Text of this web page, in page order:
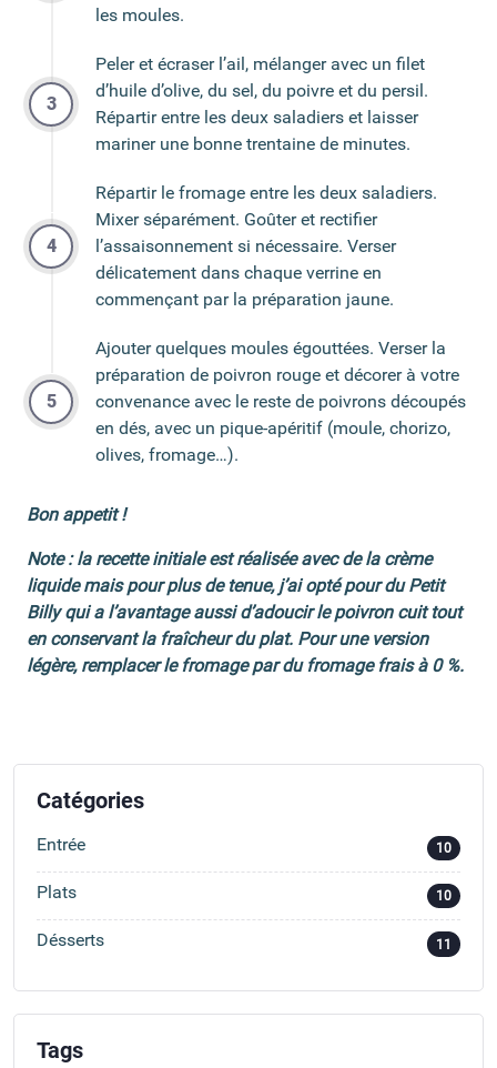
les moules.
Peler et écraser l’ail, mélanger avec un filet
d’huile d’olive, du sel, du poivre et du persil.
Répartir entre les deux saladiers et laisser
mariner une bonne trentaine de minutes.
Répartir le fromage entre les deux saladiers.
Mixer séparément. Goûter et rectifier
l’assaisonnement si nécessaire. Verser
délicatement dans chaque verrine en
commençant par la préparation jaune.
Ajouter quelques moules égouttées. Verser la
préparation de poivron rouge et décorer à votre
convenance avec le reste de poivrons découpés
en dés, avec un pique-apéritif (moule, chorizo,
olives, fromage…).
Bon appetit !
Note : la recette initiale est réalisée avec de la crème
liquide mais pour plus de tenue, j’ai opté pour du Petit
Billy qui a l’avantage aussi d’adoucir le poivron cuit tout
en conservant la fraîcheur du plat. Pour une version
légère, remplacer le fromage par du fromage frais à 0 %.
Catégories
Entrée 10
Plats 10
Désserts 11
Tags